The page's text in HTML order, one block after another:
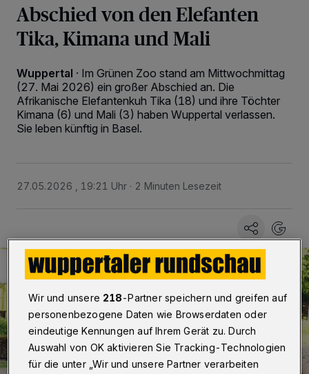
Abschied von den Elefanten
Tika, Kimana und Mali
Wuppertal · Im Grünen Zoo stand am Mittwochmittag
(27. Mai 2026) ein großer Abschied an. Die
Afrikanische Elefantenkuh Tika (18) und ihre Töchter
Kimana (6) und Mali (3) haben Wuppertal verlassen.
Sie leben künftig in Basel.
27.05.2026 , 19:21 Uhr 2 Minuten Lesezeit
Wir und unsere 218-Partner speichern und greifen auf
personenbezogene Daten wie Browserdaten oder
eindeutige Kennungen auf Ihrem Gerät zu. Durch
Auswahl von OK aktivieren Sie Tracking-Technologien
für die unter „Wir und unsere Partner verarbeiten